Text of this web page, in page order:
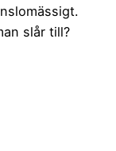
slår till?